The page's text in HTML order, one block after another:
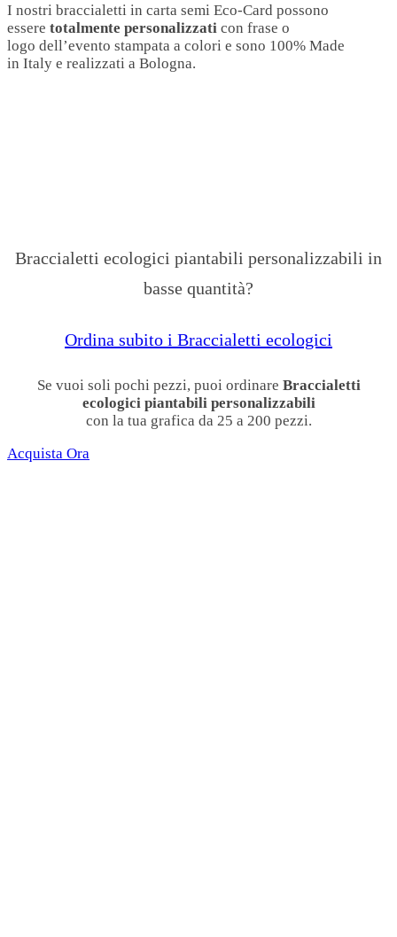
I nostri braccialetti in carta semi Eco-Card possono
essere totalmente personalizzati con frase o
logo dell’evento stampata a colori e sono 100% Made
in Italy e realizzati a Bologna.
Braccialetti ecologici piantabili personalizzabili in
basse quantità?
Ordina subito i Braccialetti ecologici
Se vuoi soli pochi pezzi, puoi ordinare Braccialetti
ecologici piantabili personalizzabili
con la tua grafica da 25 a 200 pezzi.
Acquista Ora